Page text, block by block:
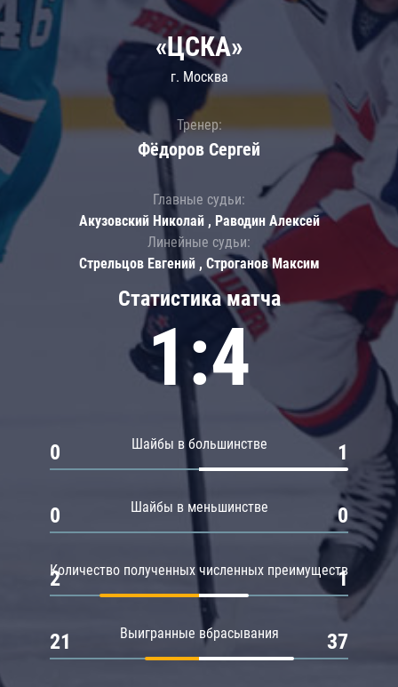
Статистика матча
1:4
Шайбы в большинстве
0 1
Шайбы в меньшинстве
0 0
Количество полученных численных преимуществ
2 1
Выигранные вбрасывания
21 37
«ЦСКА»
г. Москва
Тренер:
Фёдоров Сергей
Главные судьи:
Акузовский Николай , Раводин Алексей
Линейные судьи:
Стрельцов Евгений , Строганов Максим